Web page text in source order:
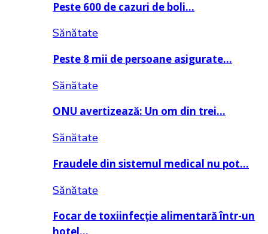
Peste 600 de cazuri de boli…
Sănătate
Peste 8 mii de persoane asigurate…
Sănătate
ONU avertizează: Un om din trei…
Sănătate
Fraudele din sistemul medical nu pot…
Sănătate
Focar de toxiinfecție alimentară într-un